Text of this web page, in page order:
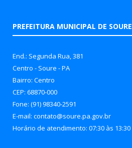
PREFEITURA MUNICIPAL DE SOURE
End.: Segunda Rua, 381
Centro - Soure - PA
Bairro: Centro
CEP: 68870-000
Fone: (91) 98340-2591
E-mail: contato@soure.pa.gov.br
Horário de atendimento: 07:30 às 13:30